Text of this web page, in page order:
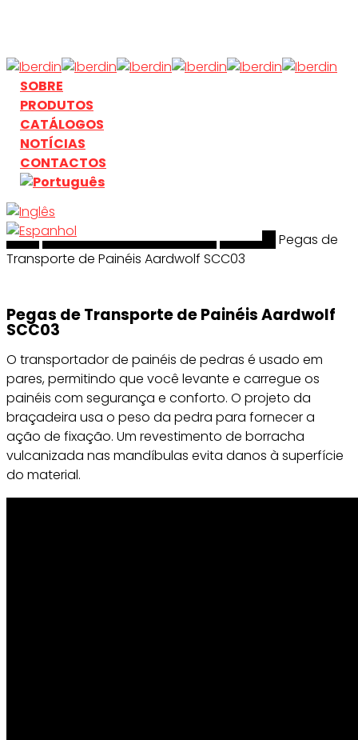
main
content
search
Menu
SOBRE
PRODUTOS
CATÁLOGOS
NOTÍCIAS
CONTACTOS
search
InícioManuseamento & ElevaçãoAardwolf
Pegas de
Transporte de Painéis Aardwolf SCC03
Pegas de Transporte de Painéis Aardwolf
SCC03
O transportador de painéis de pedras é usado em
pares, permitindo que você levante e carregue os
painéis com segurança e conforto. O projeto da
braçadeira usa o peso da pedra para fornecer a
ação de fixação. Um revestimento de borracha
vulcanizada nas mandíbulas evita danos à superfície
do material.